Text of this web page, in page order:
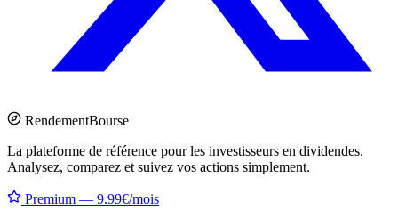
RendementBourse
La plateforme de référence pour les investisseurs en dividendes.
Analysez, comparez et suivez vos actions simplement.
Premium — 9.99€/mois